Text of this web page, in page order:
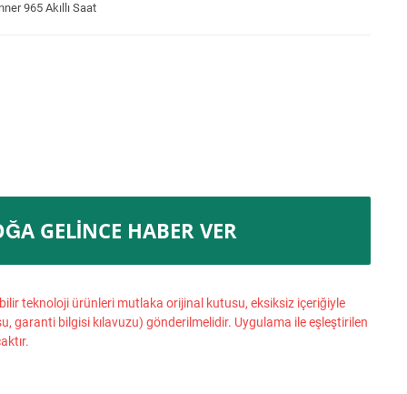
965 Akıllı Saat
GELINCE HABER VER
teknoloji ürünleri mutlaka orijinal kutusu, eksiksiz içeriğiyle
garanti bilgisi kılavuzu) gönderilmelidir. Uygulama ile eşleştirilen